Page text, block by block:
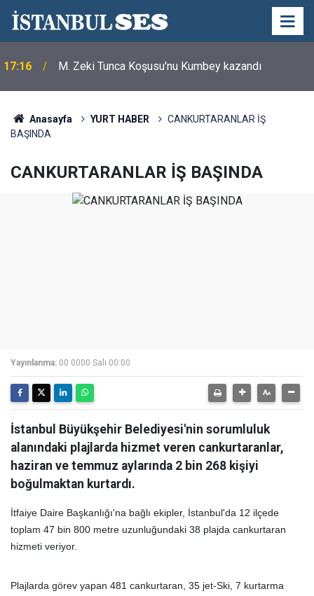
17:16 M. Zeki Tunca Koşusu'nu Kumbey kazandı
Anasayfa YURT HABER
CANKURTARANLAR İŞ
BAŞINDA
CANKURTARANLAR İŞ BAŞINDA
Yayınlanma: 00 0000 Salı 00:00
İstanbul Büyükşehir Belediyesi'nin sorumluluk
alanındaki plajlarda hizmet veren cankurtaranlar,
haziran ve temmuz aylarında 2 bin 268 kişiyi
boğulmaktan kurtardı.
İtfaiye Daire Başkanlığı'na bağlı ekipler, İstanbul'da 12 ilçede
toplam 47 bin 800 metre uzunluğundaki 38 plajda cankurtaran
hizmeti veriyor.
Plajlarda görev yapan 481 cankurtaran, 35 jet-Ski, 7 kurtarma